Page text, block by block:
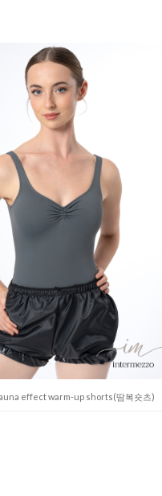
effect warm-up shorts(땀복숏츠)